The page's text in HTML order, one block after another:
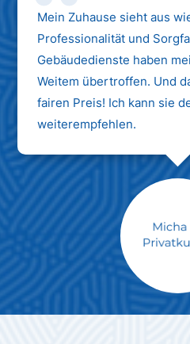
Mein Zuhause sieht aus
Professionalität und
Gebäudedienste haben
Weitem übertroffen. Und
fairen Preis! Ich kann sie
weiterempfehlen.
Max